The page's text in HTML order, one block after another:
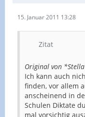
15. Januar 2011 13:28
Zitat
Original von
Ich kann auch
finden, vor allem
anscheinend in
Schulen Diktate
mal vorsichtig